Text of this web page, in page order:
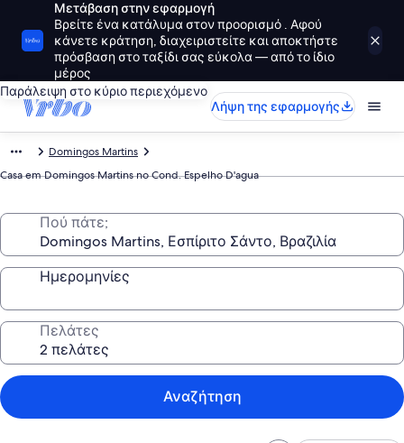
Μετάβαση στην εφαρμογή
Βρείτε ένα κατάλυμα στον προορισμό . Αφού
κάνετε κράτηση, διαχειριστείτε και αποκτήστε
πρόσβαση στο ταξίδι σας εύκολα — από το ίδιο
μέρος
Παράλειψη στο κύριο περιεχόμενο
Λήψη της εφαρμογής
Domingos Martins
Casa em Domingos Martins no Cond. Espelho D'agua
Πού πάτε;
Ημερομηνίες
Πελάτες
Αναζήτηση